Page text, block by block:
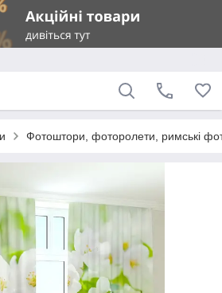
Фотоштори, фоторолети, римські